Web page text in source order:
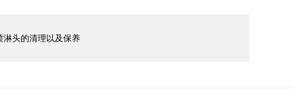
淋头的清理以及保养